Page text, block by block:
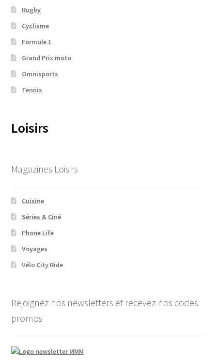
Rugby
Cyclisme
Formule 1
Grand Prix moto
Omnisports
Tennis
Loisirs
Magazines Loisirs
Cuisine
Séries & Ciné
Phone Life
Voyages
Vélo City Ride
Rejoignez nos newsletters et recevez nos codes
promos